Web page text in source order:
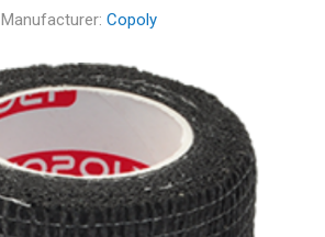
Manufacturer: Copoly